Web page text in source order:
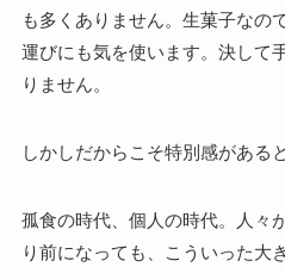
も多くありません。生菓子なの
運びにも気を使います。決して
りません。
しかしだからこそ特別感がある
孤食の時代、個人の時代。人々
り前になっても、こういった大